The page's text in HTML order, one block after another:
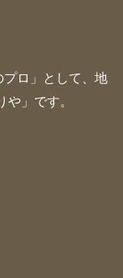
ロ」として、地
」です。